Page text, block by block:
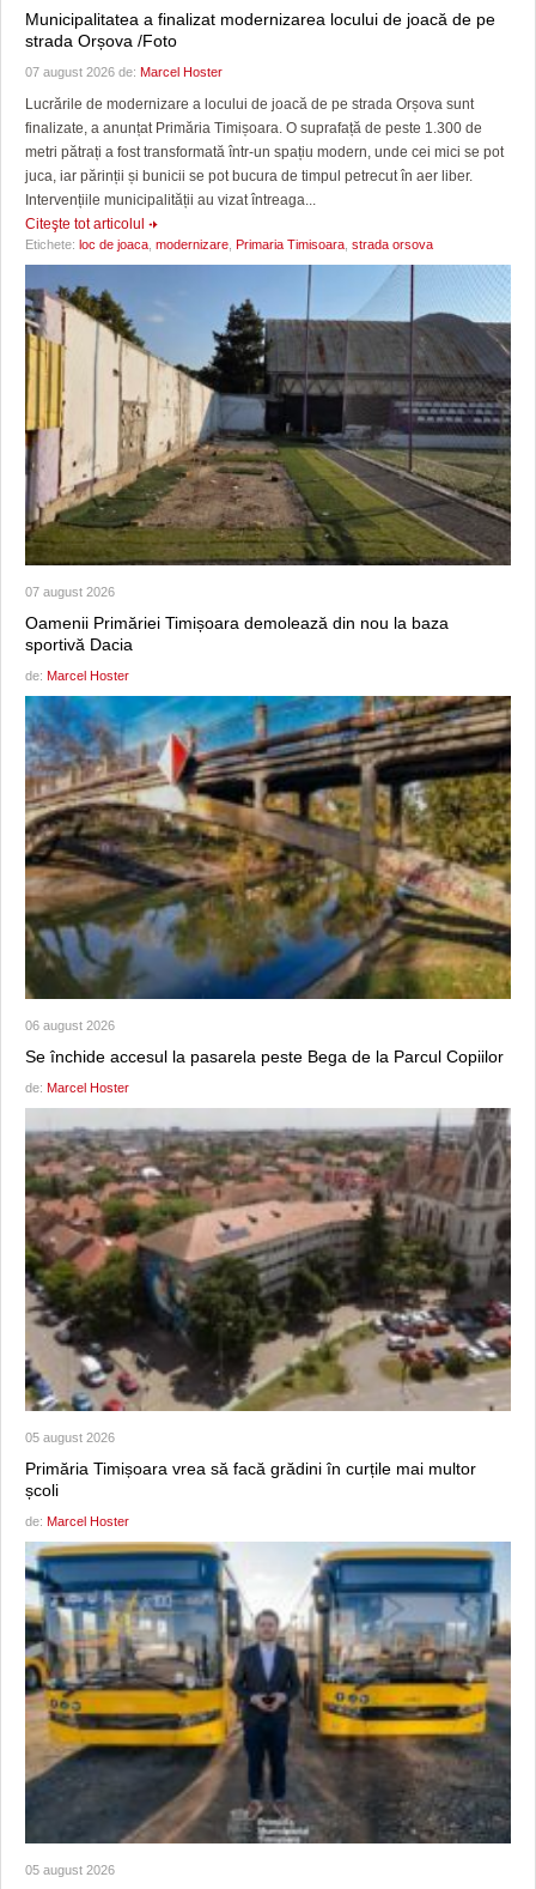
Municipalitatea a finalizat modernizarea locului de joacă de pe
strada Orșova /Foto
07 august 2026 de: Marcel Hoster
Lucrările de modernizare a locului de joacă de pe strada Orșova sunt
finalizate, a anunțat Primăria Timișoara. O suprafață de peste 1.300 de
metri pătrați a fost transformată într-un spațiu modern, unde cei mici se pot
juca, iar părinții și bunicii se pot bucura de timpul petrecut în aer liber.
Intervențiile municipalității au vizat întreaga...
Citeşte tot articolul
Etichete: loc de joaca modernizare Primaria Timisoara strada orsova
07 august 2026
Oamenii Primăriei Timișoara demolează din nou la baza
sportivă Dacia
de: Marcel Hoster
06 august 2026
Se închide accesul la pasarela peste Bega de la Parcul Copiilor
de: Marcel Hoster
05 august 2026
Primăria Timișoara vrea să facă grădini în curțile mai multor
școli
de: Marcel Hoster
05 august 2026